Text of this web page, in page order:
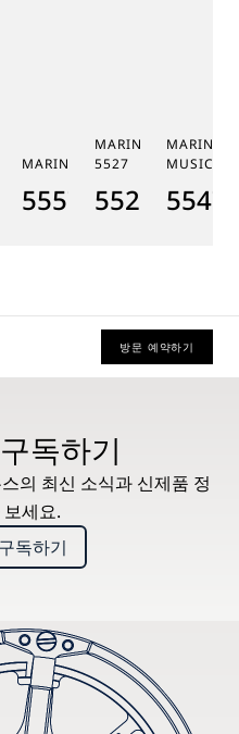
9ZU
HORA MUNDI 5555
YS/9WV
MARINE HORA MUNDI 5557
5557BR/YS/5WV
MARINE
5527
5527BR/
MARINE
방문 예약하기
독하기
의 최신 소식과 신제품 정
세요.
독하기